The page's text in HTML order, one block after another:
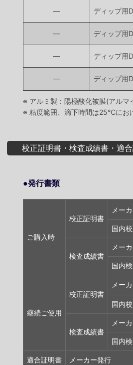
― ディップ用
― ディップ用
― ディップ用
― ディップ用
※ アルミ製：陽極酸化被膜(アルマ
※ 粘度範囲、滴下時間は25℃にお
校正証明書・検査成績書・適
●発行書類
ご購入時
校正証明書
メー
国内
検査成績書
メー
国内
継続ご使用
校正証明書
メー
国内
検査成績書
メー
国内
適合証明書 メーカー発行